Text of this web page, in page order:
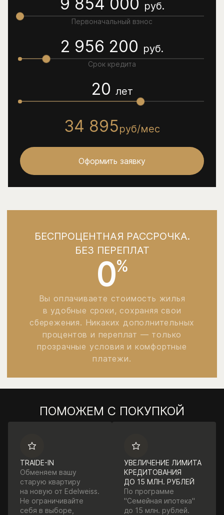
руб.
Первоначальный взнос
2 956 200 руб.
Срок кредита
20 лет
34 895руб/мес
Оформить заявку
БЕСПРОЦЕНТНАЯ РАССРОЧКА.
БЕЗ ПЕРЕПЛАТ
0%
Вы оплачиваете стоимость жилья
в удобные сроки, сохраняя свои
сбережения. Никаких дополнительных
процентов и переплат — только
прозрачные условия и комфортные
платежи.
ПОМОЖЕМ С ПОКУПКОЙ
TRAIDE-IN
Обменяем вашу
старую квартиру
на новую от Edelweiss.
Не ограничивайте
себя в выборе,
УВЕЛИЧЕНИЕ ЛИМИТА
КРЕДИТОВАНИЯ
ДО 15 МЛН. РУБЛЕЙ
По программе
"Семейная ипотека"
до 15 млн. рублей.